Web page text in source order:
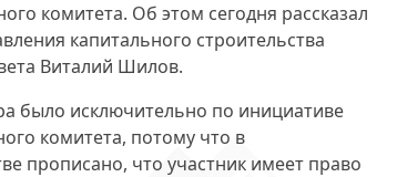
комитета. Об этом сегодня рассказал
капитального строительства
Виталий Шилов.
было исключительно по инициативе
комитета, потому что в
прописано, что участник имеет право